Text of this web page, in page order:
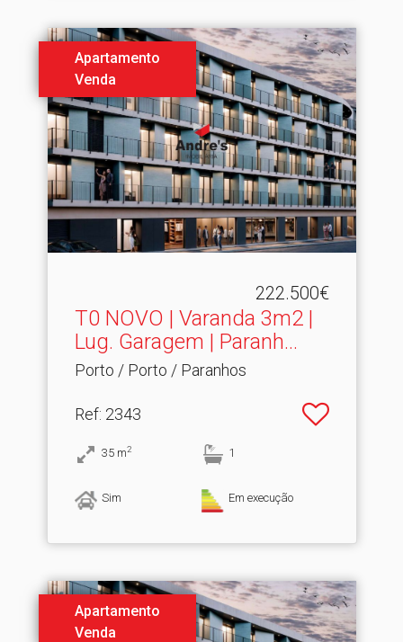
Apartamento
Venda
222.500€
T0 NOVO | Varanda 3m2 |
Lug.​ Garagem | Paranh...
Porto / Porto / Paranhos
Ref: 2343
35 m2 1
Sim Em execução
Apartamento
Venda